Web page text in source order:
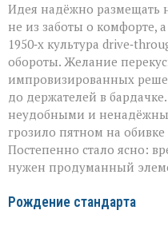
Идея надёжно размещать
не из заботы о комфорте,
1950‑х культура
обороты. Желание
импровизированных
до держателей в
неудобными и
грозило пятном на
Постепенно стало ясно:
нужен продуманный
Рождение стандарта